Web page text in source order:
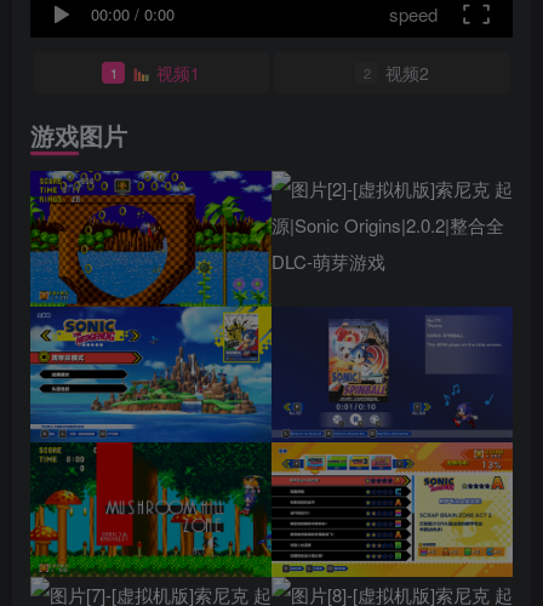
00:00 / 0:00 speed
1 视频1 2 视频2
游戏图片